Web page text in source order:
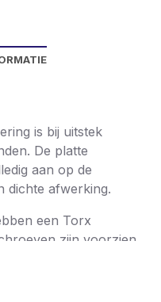
is bij uitstek
De platte
aan op de
dichte afwerking.
een Torx
zijn voorzien
makkelijker te